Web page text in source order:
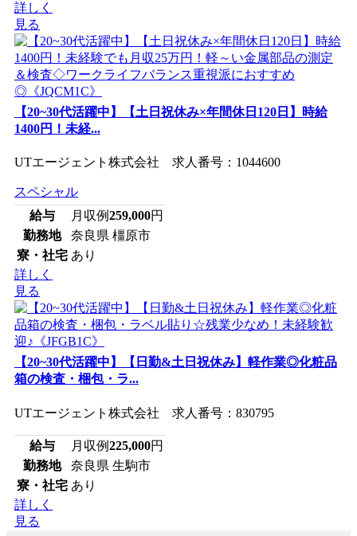
詳しく
見る
【20~30代活躍中】【土日祝休み×年間休日120日】時給
1400円！未経...
UTエージェント株式会社 求人番号：1044600
スペシャル
給与
月収例259,000円
勤務地
奈良県 橿原市
寮・社宅 あり
詳しく
見る
【20~30代活躍中】【日勤&土日祝休み】軽作業◎化粧品
箱の検査・梱包・ラ...
UTエージェント株式会社 求人番号：830795
給与 月収例225,000円
勤務地
奈良県 生駒市
寮・社宅 あり
詳しく
見る